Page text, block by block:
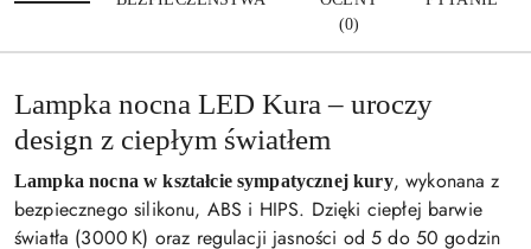
(0)
Lampka nocna LED Kura – uroczy
design z ciepłym światłem
Lampka nocna w kształcie sympatycznej kury, wykonana z
bezpiecznego silikonu, ABS i HIPS. Dzięki ciepłej barwie
światła (3000 K) oraz regulacji jasności od 5 do 50 godzin